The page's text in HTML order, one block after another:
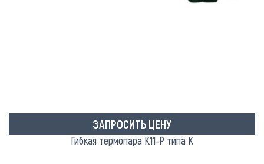
ЗАПРОСИТЬ ЦЕНУ
Гибкая термопара К11-Р типа K